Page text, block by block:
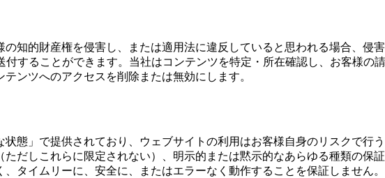
知的財産権を侵害し、または適用法に違反していると思われる場合、侵
付することができます。当社はコンテンツを特定・所在確認し、お客様の
ンツへのアクセスを削除または無効にします。
態」で提供されており、ウェブサイトの利用はお客様自身のリスクで行
だしこれらに限定されない）、明示的または黙示的なあらゆる種類の保
タイムリーに、安全に、またはエラーなく動作することを保証しません